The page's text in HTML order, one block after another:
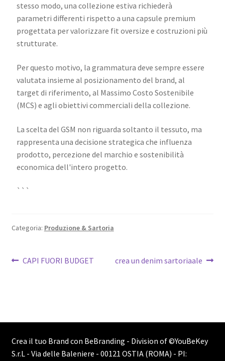
stesso modo, una collezione estiva richiederà
parametri differenti rispetto a una capsule premium
progettata per valorizzare fit oversize e costruzioni più
strutturate.
Per questo motivo, la grammatura deve sempre essere
valutata insieme al posizionamento del brand, al
target di riferimento, al Massimo Costo Sostenibile
(MCS) e agli obiettivi commerciali della collezione.
La scelta del GSM non riguarda soltanto il tessuto, ma
rappresenta una decisione strategica che influenza
prodotto, percezione del marchio e sostenibilità
economica dell'intero progetto.
```
Categoria: Produzione & Sartoria
CAPI FUORI BUDGET crea un denim sartoriaale
Crea il tuo Brand con BeBranding - Division of©YouBeKey
S.r.L - Via delle Baleniere - 00121 OSTIA (ROMA) - PI: